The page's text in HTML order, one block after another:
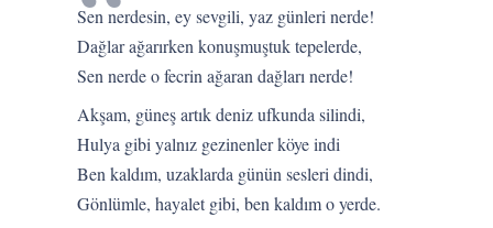
Sen nerdesin, ey sevgili, yaz günleri nerde!
Dağlar ağarırken konuşmuştuk tepelerde,
Sen nerde o fecrin ağaran dağları nerde!
Akşam, güneş artık deniz ufkunda silindi,
Hulya gibi yalnız gezinenler köye indi
Ben kaldım, uzaklarda günün sesleri dindi,
Gönlümle, hayalet gibi, ben kaldım o yerde.